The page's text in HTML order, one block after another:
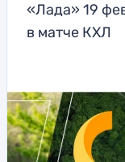
«Лада» 19
в матче КХЛ